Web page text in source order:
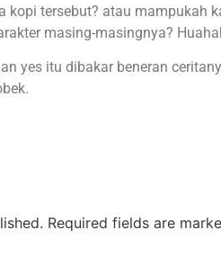
kopi tersebut? atau mampukah
masing-masingnya?
yes itu dibakar beneran
Required fields are